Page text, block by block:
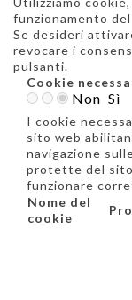
funzionamento
Se desideri
revocare i
pulsanti.
Cookie
Non Sì
I cookie
sito web
navigazione
protette del
funzionare
Nome del
cookie